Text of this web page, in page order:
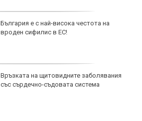
България е с най-висока честота на
вроден сифилис в ЕС!
Връзката на щитовидните заболявания
със сърдечно-съдовата система